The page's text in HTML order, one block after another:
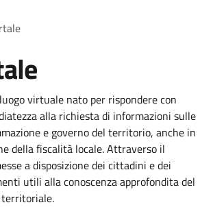
pane
virtuale nato per rispondere con
alla richiesta di informazioni sulle
e governo del territorio, anche in
della fiscalità locale. Attraverso il
a disposizione dei cittadini e dei
utili alla conoscenza approfondita del